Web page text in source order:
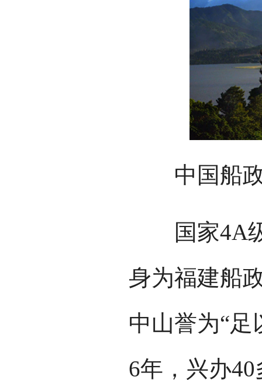
中国船政
国家4A级
身为福建船
中山誉为“足
6年，兴办